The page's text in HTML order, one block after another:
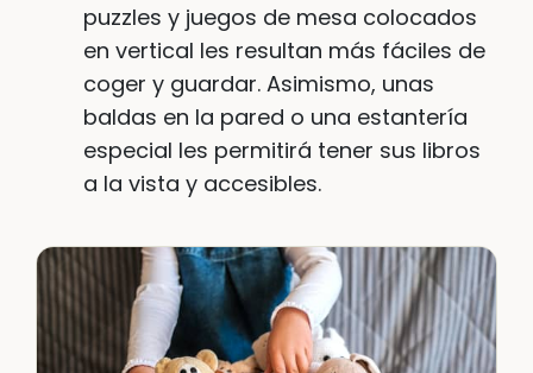
puzzles y juegos de mesa colocados
en vertical les resultan más fáciles de
coger y guardar. Asimismo, unas
baldas en la pared o una estantería
especial les permitirá tener sus libros
a la vista y accesibles.